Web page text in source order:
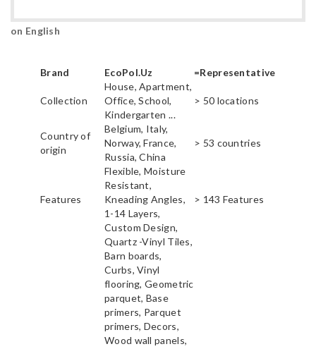
on English
Brand EcoPol.Uz =Representative
Collection
House, Apartment,
Office, School,
Kindergarten ...
> 50 locations
Country of
origin
Belgium, Italy,
Norway, France,
Russia, China
> 53 countries
Features
Flexible, Moisture
Resistant,
Kneading Angles,
1-14 Layers,
Custom Design,
> 143 Features
Quartz -Vinyl Tiles,
Barn boards,
Curbs, Vinyl
flooring, Geometric
parquet, Base
primers, Parquet
primers, Decors,
Wood wall panels,